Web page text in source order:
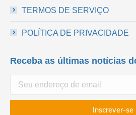
TERMOS DE SERVIÇO
POLÍTICA DE PRIVACIDADE
Receba as últimas notícias